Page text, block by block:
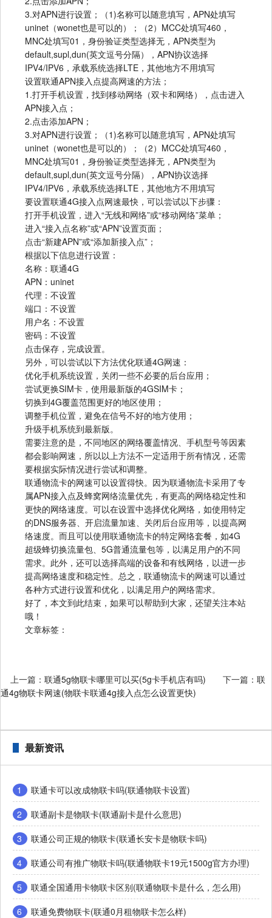
3.对APN进行设置；（1)名称可以随意填写，APN处填写
uninet（wonet也是可以的）；（2）MCC处填写460，
MNC处填写01，身份验证类型选择无，APN类型为
default,supl,dun(英文逗号分隔），APN协议选择
IPV4/IPV6，承载系统选择LTE，其他地方不用填写
设置联通APN接入点提高网速的方法；
1.打开手机设置，找到移动网络（双卡和网络），点击进入
APN接入点；
2.点击添加APN；
3.对APN进行设置；（1)名称可以随意填写，APN处填写
uninet（wonet也是可以的）；（2）MCC处填写460，
MNC处填写01，身份验证类型选择无，APN类型为
default,supl,dun(英文逗号分隔），APN协议选择
IPV4/IPV6，承载系统选择LTE，其他地方不用填写
要设置联通4G接入点网速最快，可以尝试以下步骤：
打开手机设置，进入“无线和网络”或“移动网络”菜单；
进入“接入点名称”或“APN”设置页面；
点击“新建APN”或“添加新接入点”；
根据以下信息进行设置：
名称：联通4G
APN：uninet
代理：不设置
端口：不设置
用户名：不设置
密码：不设置
点击保存，完成设置。
另外，可以尝试以下方法优化联通4G网速：
优化手机系统设置，关闭一些不必要的后台应用；
尝试更换SIM卡，使用最新版的4GSIM卡；
切换到4G覆盖范围更好的地区使用；
调整手机位置，避免在信号不好的地方使用；
升级手机系统到最新版。
需要注意的是，不同地区的网络覆盖情况、手机型号等因素
都会影响网速，所以以上方法不一定适用于所有情况，还需
要根据实际情况进行尝试和调整。
联通物流卡的网速可以设置得快。因为联通物流卡采用了专
属APN接入点及蜂窝网络流量优先，有更高的网络稳定性和
更快的网络速度。可以在设置中选择优化网络，如使用特定
的DNS服务器、开启流量加速、关闭后台应用等，以提高网
络速度。而且可以使用联通物流卡的特定网络套餐，如4G
超级蜂切换流量包、5G普通流量包等，以满足用户的不同
需求。此外，还可以选择高端的设备和有线网络，以进一步
提高网络速度和稳定性。总之，联通物流卡的网速可以通过
各种方式进行设置和优化，以满足用户的网络需求。
好了，本文到此结束，如果可以帮助到大家，还望关注本站
哦！
文章标签：
上一篇： 联通5g物联卡哪里可以买(5g卡手机店有吗) 下一篇： 联
通4g物联卡网速(物联卡联通4g接入点怎么设置更快)
最新资讯
1
联通卡可以改成物联卡吗(联通物联卡设置)
2
联通副卡是物联卡(联通副卡是什么意思)
3
联通公司正规的物联卡(联通长安卡是物联卡吗)
4
联通公司有推广物联卡吗(联通物联卡19元1500g官方办理)
5
联通全国通用卡物联卡区别(联通物联卡是什么，怎么用)
6
联通免费物联卡(联通0月租物联卡怎么样)